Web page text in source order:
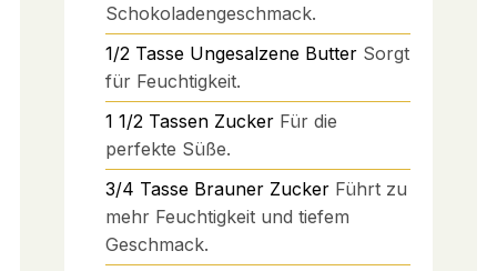
Schokoladengeschmack.
1/2 Tasse Ungesalzene Butter Sorgt
für Feuchtigkeit.
1 1/2 Tassen Zucker Für die
perfekte Süße.
3/4 Tasse Brauner Zucker Führt zu
mehr Feuchtigkeit und tiefem
Geschmack.